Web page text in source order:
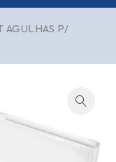
AGULHAS P/